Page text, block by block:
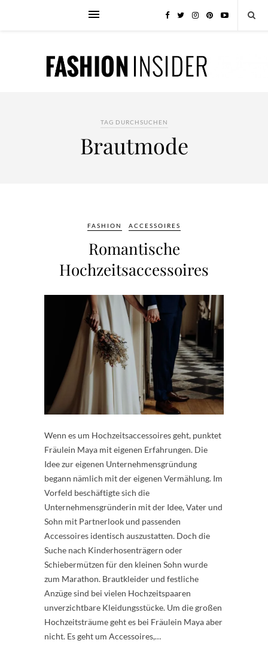
TAG DURCHSUCHEN
Brautmode
FASHION ACCESSOIRES
Romantische
Hochzeitsaccessoires
Wenn es um Hochzeitsaccessoires geht, punktet
Fräulein Maya mit eigenen Erfahrungen. Die
Idee zur eigenen Unternehmensgründung
begann nämlich mit der eigenen Vermählung. Im
Vorfeld beschäftigte sich die
Unternehmensgründerin mit der Idee, Vater und
Sohn mit Partnerlook und passenden
Accessoires identisch auszustatten. Doch die
Suche nach Kinderhosenträgern oder
Schiebermützen für den kleinen Sohn wurde
zum Marathon. Brautkleider und festliche
Anzüge sind bei vielen Hochzeitspaaren
unverzichtbare Kleidungsstücke. Um die großen
Hochzeitsträume geht es bei Fräulein Maya aber
nicht. Es geht um Accessoires,…